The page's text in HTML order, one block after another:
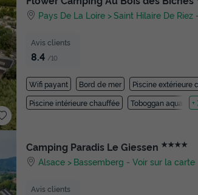
Pays De La Loire Saint Hilaire De Riez
Avis clients
8.4 /10
Wifi payant Bord de mer
Piscine extérieure
Piscine intérieure chauffée
Toboggan +
Camping Paradis Le Giessen ★★★★
Alsace Bassemberg -Voir sur la carte
Avis clients